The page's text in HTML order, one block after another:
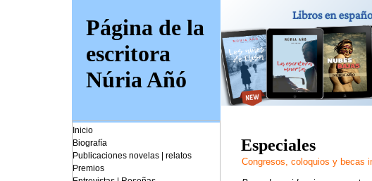
Congresos, coloquios y becas
Página de la
escritora
Núria Añó
Especiales
Inicio
Biografía
Publicaciones novelas| relatos
Premios